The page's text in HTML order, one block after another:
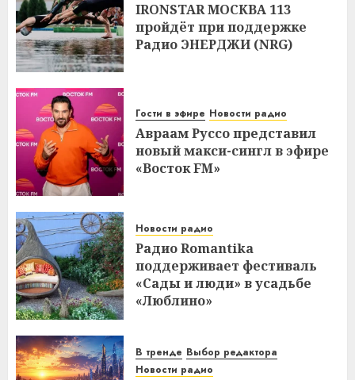
IRONSTAR МОСКВА 113
пройдёт при поддержке
Радио ЭНЕРДЖИ (NRG)
Гости в эфире Новости радио
Авраам Руссо представил
новый макси-сингл в эфире
«Восток FM»
Новости радио
Радио Romantika
поддерживает фестиваль
«Сады и люди» в усадьбе
«Люблино»
В тренде Выбор редактора
Новости радио